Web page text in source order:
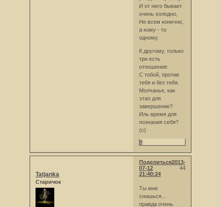
И от него бывает
очень холодно,
Не всем конечно,
а кому - то
одному.
К другому, только
три есть
отношения:
С тобой, против
тебя и без тебя.
Молчанье, как
этап для
завершение?
Иль время для
познания себя?
(с)
0
Поделиться
44
2013-
07-12
21:40:24
Tatjanka
Старичок
Ты мне
снишься...
правда очень